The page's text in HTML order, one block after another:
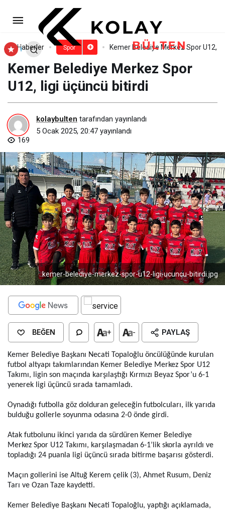
Haberler Spor Kemer Belediye Merkez Spor U12,
Kemer Belediye Merkez Spor
U12, ligi üçüncü bitirdi
kolaybulten tarafından yayınlandı
5 Ocak 2025, 20:47 yayınlandı
169
kemer-belediye-merkez-spor-u12-ligi-ucuncu-bitirdi.jpg
BEĞEN + - PAYLAŞ
Kemer Belediye Başkanı Necati Topaloğlu öncülüğünde kurulan
futbol altyapı takımlarından Kemer Belediye Merkez Spor U12
Takımı, ligin son maçında karşılaştığı Kırmızı Beyaz Spor’u 6-1
yenerek ligi üçüncü sırada tamamladı.
Oynadığı futbolla göz dolduran geleceğin futbolcuları, ilk yarıda
bulduğu gollerle soyunma odasına 2-0 önde girdi.
Atak futbolunu ikinci yarıda da sürdüren Kemer Belediye
Merkez Spor U12 Takımı, karşılaşmadan 6-1’lik skorla ayrıldı ve
topladığı 24 puanla ligi üçüncü sırada bitirme başarısı gösterdi.
Maçın gollerini ise Altuğ Kerem çelik (3), Ahmet Rusum, Deniz
Tarı ve Ozan Taze kaydetti.
Kemer Belediye Başkanı Necati Topaloğlu, yaptığı açıklamada,
Eczacıbaşı Dynavit, İzmir’den 3
puanla dönüyor
Yorum Yap Paylaş